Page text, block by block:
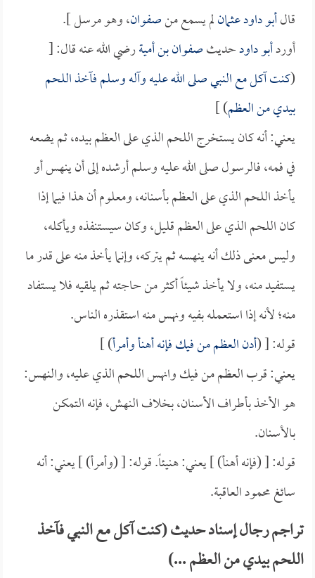
قالأبو داودعثمانلم يسمع منصفوان، وهو مرسل ].
أوردأبو داودحديثصفوان بن أميةرضي الله عنه قال: [
(كنت آكل مع النبي صلى الله عليه وآله وسلم فآخذ اللحم
بيدي من العظم) ]
يعني: أنه كان يستخرج اللحم الذي على العظم بيده، ثم يضعه
في فمه، فالرسول صلى الله عليه وسلم أرشده إلى أن ينهس أو
يأخذ اللحم الذي على العظم بأسنانه، ومعلوم أن هذا فيما إذا
كان اللحم الذي على العظم قليل، وكان سيستنفذه ويأكله،
وليس معنى ذلك أنه ينهسه ثم يتركه، وإنما يأخذ منه على قدر ما
يستفيد منه، ولا يأخذ شيئاً أكثر من حاجته ثم يلقيه فلا يستفاد
منه؛ لأنه إذا استعمله بفيه ونهس منه استقذره الناس.
قوله: [ (أدن العظم من فيك فإنه أهنأ وأمرأ) ]
يعني: قرب العظم من فيك وانهس اللحم الذي عليه، والنهس:
هو الأخذ بأطراف الأسنان، بخلاف النهش، فإنه التمكن
بالأسنان.
قوله: [ (فإنه أهنأ) ] يعني: هنيئاً. قوله: [ (وأمرأ) ] يعني: أنه
سائغ محمود العاقبة.
تراجم رجال إسناد حديث (كنت آكل مع النبي فآخذ
اللحم بيدي من العظم ...)